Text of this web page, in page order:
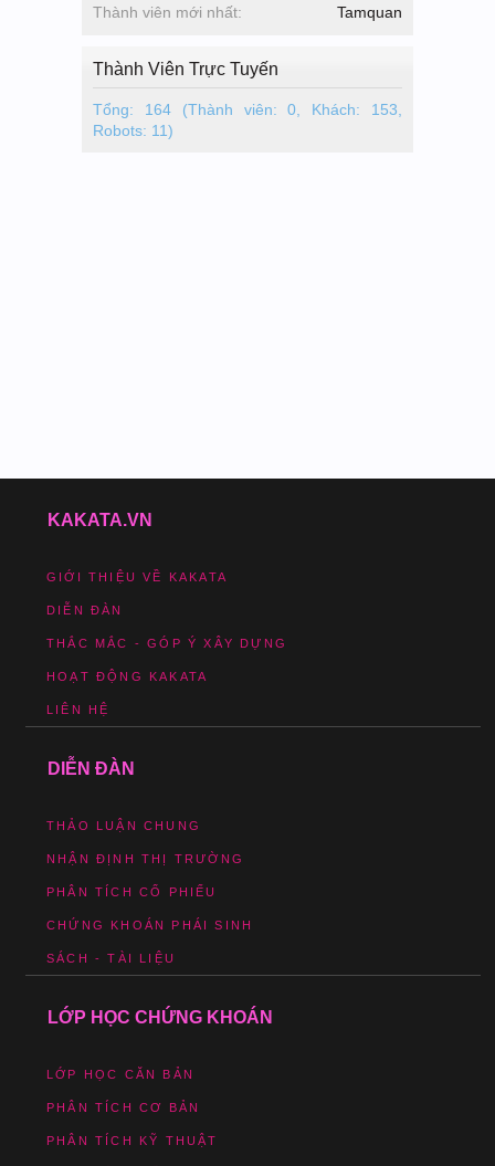
Thành viên mới nhất:
Tamquan
Thành Viên Trực Tuyến
Tổng: 164 (Thành viên: 0, Khách: 153,
Robots: 11)
KAKATA.VN
GIỚI THIỆU VỀ KAKATA
DIỄN ĐÀN
THẮC MẮC - GÓP Ý XÂY DỰNG
HOẠT ĐỘNG KAKATA
LIÊN HỆ
DIỄN ĐÀN
THẢO LUẬN CHUNG
NHẬN ĐỊNH THỊ TRƯỜNG
PHÂN TÍCH CỔ PHIẾU
CHỨNG KHOÁN PHÁI SINH
SÁCH - TÀI LIỆU
LỚP HỌC CHỨNG KHOÁN
LỚP HỌC CĂN BẢN
PHÂN TÍCH CƠ BẢN
PHÂN TÍCH KỸ THUẬT